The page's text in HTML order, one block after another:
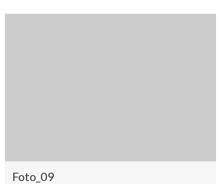
Foto_09